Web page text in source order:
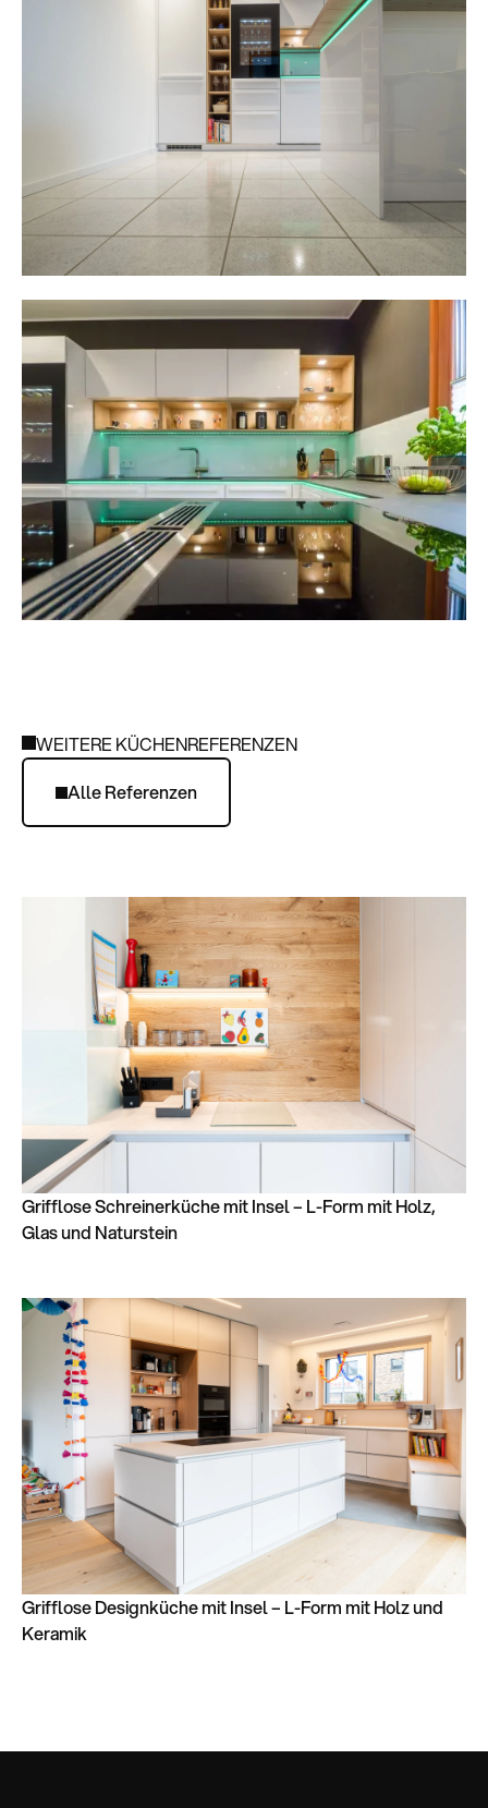
WEITERE KÜCHENREFERENZEN
Alle Referenzen
Grifflose Schreinerküche mit Insel – L-Form mit Holz,
Glas und Naturstein
Grifflose Designküche mit Insel – L-Form mit Holz und
Keramik